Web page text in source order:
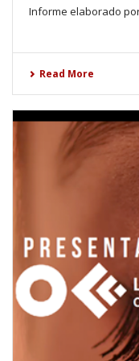
Informe elaborado
Read More